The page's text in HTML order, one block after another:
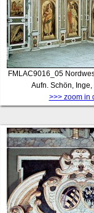
FMLAC9016_05
Aufn. Schön,
>>> zoom in